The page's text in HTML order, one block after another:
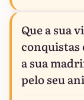
Que a sua
conquistas
a sua
pelo seu